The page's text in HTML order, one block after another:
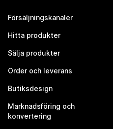
Försäljningskanaler
Hitta produkter
Sälja produkter
Order och leverans
Butiksdesign
Marknadsföring och
konvertering